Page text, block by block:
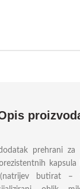
prehrani za
kapsula
(natrijev butirat